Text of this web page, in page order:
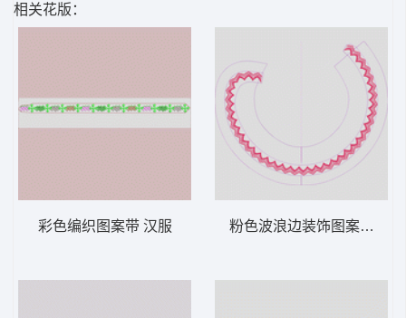
相关花版：
彩色编织图案带 汉服 粉色波浪边装饰图案设计图